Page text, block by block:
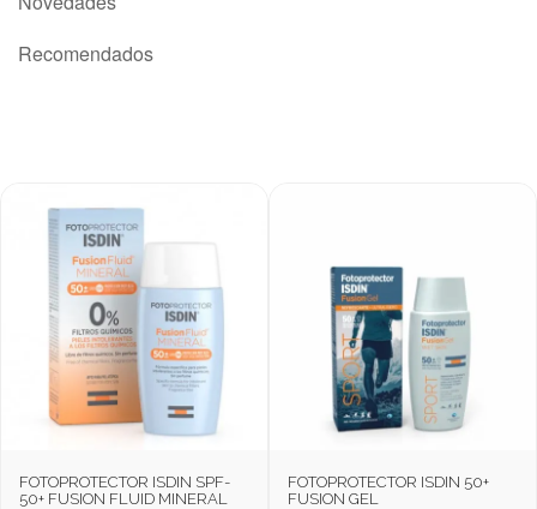
Recomendados
FOTOPROTECTOR ISDIN SPF-
50+ FUSION FLUID MINERAL
FOTOPROTECTOR ISDIN 50+
FUSION GEL